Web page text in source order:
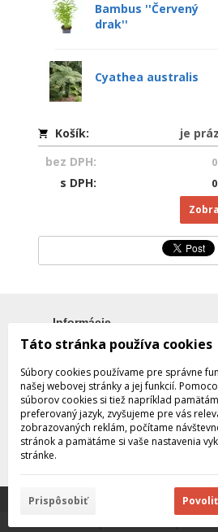
Bambus ''Červený
drak''
Cyathea australis
Košík:
je
bez DPH:
s DPH:
Informácie
Všetko o nákupe
Obchodné podmienky
Ochrana súkromia
Táto stránka
cookies.Viac
Táto stránka používa cookies
Súbory cookies používame pre správne
našej webovej stránky a jej funkcií.
súborov cookies si tiež napríklad
preferovaný jazyk, zvyšujeme pre vás
zobrazovaných reklám, počítame
stránok a pamätáme si vaše nastavenia
stránke.
Prispôsobiť